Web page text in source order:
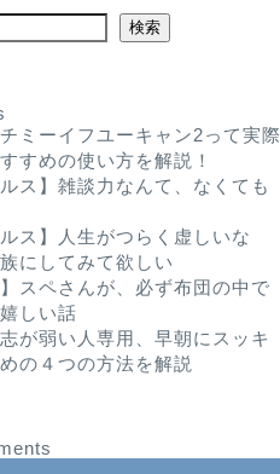
検索
ミーイフユーキャン2って実際
すめの使い方を解説！
ルス】雑談力なんて、なくても
ルス】人生がつらく虚しいな
にしてみて欲しい
】スペさんが、必ず布団の中で
しい話
志が弱い人専用、早朝にスッキ
の４つの方法を解説